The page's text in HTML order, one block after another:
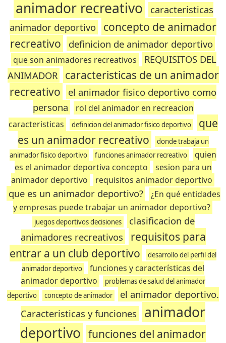
animador recreativo
caracteristicas
animador deportivo
concepto de animador
recreativo
definicion de animador deportivo
que son animadores recreativos
REQUISITOS DEL
ANIMADOR
caracteristicas de un animador
recreativo
el animador fisico deportivo como
persona
rol del animador en recreacion
caracteristicas
definicion del animador fisico deportivo
que
es un animador recreativo
donde trabaja un
animador fisico deportivo
funciones animador recreativo
quien
es el animador deportiva concepto
sesion para un
animador deportivo
requisitos animador deportivo
que es un animador deportivo?
¿En qué entidades
y empresas puede trabajar un animador deportivo?
juegos deportivos decisiones
clasificacion de
animadores recreativos
requisitos para
entrar a un club deportivo
desarrollo del perfil del
animador deportivo
funciones y características del
animador deportivo
problemas de salud del animador
deportivo
concepto de animador
el animador deportivo.
Caracteristicas y funciones
animador
deportivo funciones del animador